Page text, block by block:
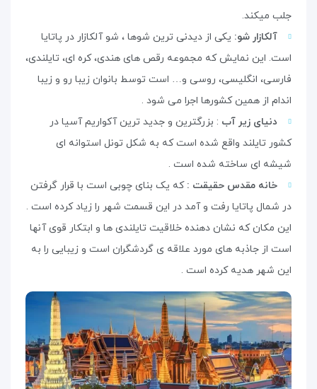
جلب میکند.
آلکازار شو: یکی از دیدنی ترین شوها ، شو آلکازار در پاتایا
است. این نمایش که مجموعه رقص های هندی، کره ای، تایلندی،
فارسی، انگلیسی، روسی و… است توسط بانوان زیبا رو و زیبا
اندام از همین کشورها اجرا می شود .
دنیای زیر آب : بزرگترین و جدید ترین آکواریم آسیا در
کشور تایلند واقع شده است که به شکل تونل استوانه ای
شیشه ای ساخته شده است .
خانه مقدس حقیقت : که یک بنای چوبی است با قرار گرفتن
در شمال پاتایا رفت و آمد در این قسمت شهر را زیاد کرده است .
این مکان که نشان دهنده خلاقیت تایلندی ها و ابتکار قوی آنها
است از جاذبه های مورد علاقه ی گردشگران است و زیبایی را به
این شهر هدیه کرده است .